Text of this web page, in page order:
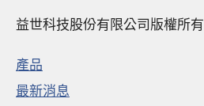
益世科技股份有限公司版權所有
產品
最新消息